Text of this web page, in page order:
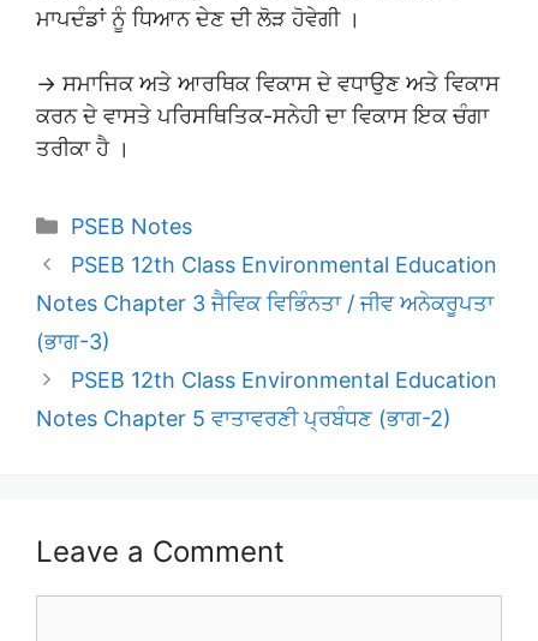
ਮਾਪਦੰਡਾਂ ਨੂੰ ਧਿਆਨ ਦੇਣ ਦੀ ਲੋੜ ਹੋਵੇਗੀ ।
→ ਸਮਾਜਿਕ ਅਤੇ ਆਰਥਿਕ ਵਿਕਾਸ ਦੇ ਵਧਾਉਣ ਅਤੇ ਵਿਕਾਸ
ਕਰਨ ਦੇ ਵਾਸਤੇ ਪਰਿਸਥਿਤਿਕ-ਸਨੇਹੀ ਦਾ ਵਿਕਾਸ ਇਕ ਚੰਗਾ
ਤਰੀਕਾ ਹੈ ।
Categories
PSEB Notes
PSEB 12th Class Environmental Education
Notes Chapter 3 ਜੈਵਿਕ ਵਿਭਿੰਨਤਾ / ਜੀਵ ਅਨੇਕਰੂਪਤਾ
(ਭਾਗ-3)
PSEB 12th Class Environmental Education
Notes Chapter 5 ਵਾਤਾਵਰਣੀ ਪ੍ਰਬੰਧਣ (ਭਾਗ-2)
Leave a Comment